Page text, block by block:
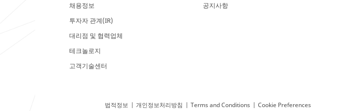
채용정보
투자자 관계(IR)
대리점 및 협력업체
테크놀로지
고객기술센터
공지사항
법적정보 | 개인정보처리방침 | Terms and Conditions | Cookie Preferences